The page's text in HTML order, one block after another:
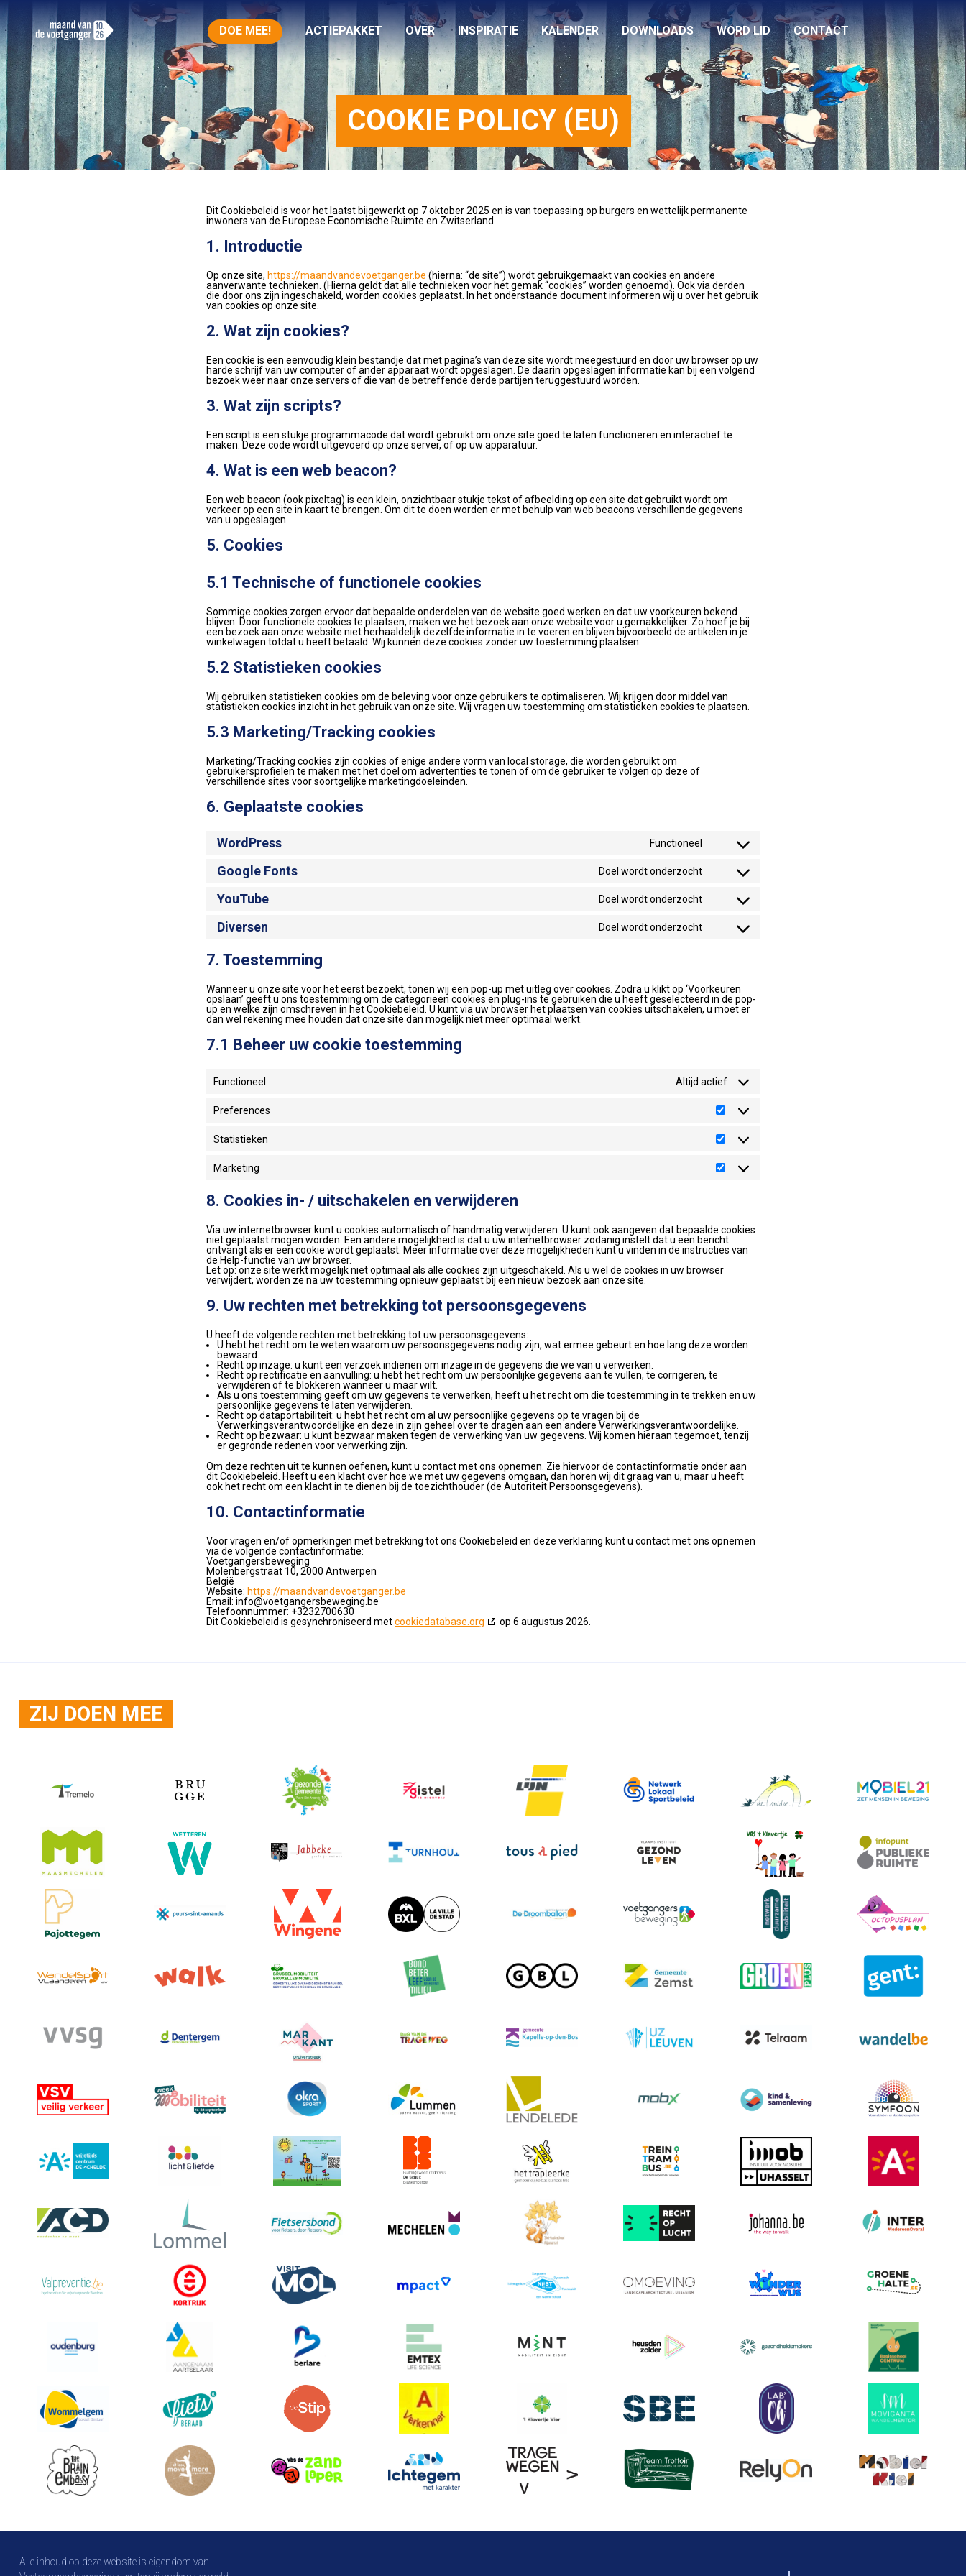
DOE MEE! ACTIEPAKKET OVER INSPIRATIE KALENDER DOWNLOADS WORD LID CONTACT
COOKIE POLICY (EU)
Dit Cookiebeleid is voor het laatst bijgewerkt op 7 oktober 2025 en is van toepassing op burgers en wettelijk permanente
inwoners van de Europese Economische Ruimte en Zwitserland.
1. Introductie
Op onze site, https://maandvandevoetganger.be (hierna: “de site”) wordt gebruikgemaakt van cookies en andere
aanverwante technieken. (Hierna geldt dat alle technieken voor het gemak “cookies” worden genoemd). Ook via derden
die door ons zijn ingeschakeld, worden cookies geplaatst. In het onderstaande document informeren wij u over het gebruik
van cookies op onze site.
2. Wat zijn cookies?
Een cookie is een eenvoudig klein bestandje dat met pagina’s van deze site wordt meegestuurd en door uw browser op uw
harde schrijf van uw computer of ander apparaat wordt opgeslagen. De daarin opgeslagen informatie kan bij een volgend
bezoek weer naar onze servers of die van de betreffende derde partijen teruggestuurd worden.
3. Wat zijn scripts?
Een script is een stukje programmacode dat wordt gebruikt om onze site goed te laten functioneren en interactief te
maken. Deze code wordt uitgevoerd op onze server, of op uw apparatuur.
4. Wat is een web beacon?
Een web beacon (ook pixeltag) is een klein, onzichtbaar stukje tekst of afbeelding op een site dat gebruikt wordt om
verkeer op een site in kaart te brengen. Om dit te doen worden er met behulp van web beacons verschillende gegevens
van u opgeslagen.
5. Cookies
5.1 Technische of functionele cookies
Sommige cookies zorgen ervoor dat bepaalde onderdelen van de website goed werken en dat uw voorkeuren bekend
blijven. Door functionele cookies te plaatsen, maken we het bezoek aan onze website voor u gemakkelijker. Zo hoef je bij
een bezoek aan onze website niet herhaaldelijk dezelfde informatie in te voeren en blijven bijvoorbeeld de artikelen in je
winkelwagen totdat u heeft betaald. Wij kunnen deze cookies zonder uw toestemming plaatsen.
5.2 Statistieken cookies
Wij gebruiken statistieken cookies om de beleving voor onze gebruikers te optimaliseren. Wij krijgen door middel van
statistieken cookies inzicht in het gebruik van onze site. Wij vragen uw toestemming om statistieken cookies te plaatsen.
5.3 Marketing/Tracking cookies
Marketing/Tracking cookies zijn cookies of enige andere vorm van local storage, die worden gebruikt om
gebruikersprofielen te maken met het doel om advertenties te tonen of om de gebruiker te volgen op deze of
verschillende sites voor soortgelijke marketingdoeleinden.
6. Geplaatste cookies
WordPress Functioneel
Consent
service
wordpress
Google Fonts Doel wordt onderzocht
Consent
service
google-
YouTube Doel wordt onderzocht
Consent
service
youtube
Diversen Doel wordt onderzocht
Consent
7. Toestemming
Wanneer u onze site voor het eerst bezoekt, tonen wij een pop-up met uitleg over cookies. Zodra u klikt op ‘Voorkeuren
opslaan’ geeft u ons toestemming om de categorieën cookies en plug-ins te gebruiken die u heeft geselecteerd in de pop-
up en welke zijn omschreven in het Cookiebeleid. U kunt via uw browser het plaatsen van cookies uitschakelen, u moet er
dan wel rekening mee houden dat onze site dan mogelijk niet meer optimaal werkt.
7.1 Beheer uw cookie toestemming
Functioneel Altijd actief
Preferences Preferences
Statistieken Statistieken
Marketing Marketing
8. Cookies in- / uitschakelen en verwijderen
Via uw internetbrowser kunt u cookies automatisch of handmatig verwijderen. U kunt ook aangeven dat bepaalde cookies
niet geplaatst mogen worden. Een andere mogelijkheid is dat u uw internetbrowser zodanig instelt dat u een bericht
ontvangt als er een cookie wordt geplaatst. Meer informatie over deze mogelijkheden kunt u vinden in de instructies van
de Help-functie van uw browser.
Let op: onze site werkt mogelijk niet optimaal als alle cookies zijn uitgeschakeld. Als u wel de cookies in uw browser
verwijdert, worden ze na uw toestemming opnieuw geplaatst bij een nieuw bezoek aan onze site.
9. Uw rechten met betrekking tot persoonsgegevens
U heeft de volgende rechten met betrekking tot uw persoonsgegevens:
U hebt het recht om te weten waarom uw persoonsgegevens nodig zijn, wat ermee gebeurt en hoe lang deze worden
bewaard.
Recht op inzage: u kunt een verzoek indienen om inzage in de gegevens die we van u verwerken.
Recht op rectificatie en aanvulling: u hebt het recht om uw persoonlijke gegevens aan te vullen, te corrigeren, te
verwijderen of te blokkeren wanneer u maar wilt.
Als u ons toestemming geeft om uw gegevens te verwerken, heeft u het recht om die toestemming in te trekken en uw
persoonlijke gegevens te laten verwijderen.
Recht op dataportabiliteit: u hebt het recht om al uw persoonlijke gegevens op te vragen bij de
Verwerkingsverantwoordelijke en deze in zijn geheel over te dragen aan een andere Verwerkingsverantwoordelijke.
Recht op bezwaar: u kunt bezwaar maken tegen de verwerking van uw gegevens. Wij komen hieraan tegemoet, tenzij
er gegronde redenen voor verwerking zijn.
Om deze rechten uit te kunnen oefenen, kunt u contact met ons opnemen. Zie hiervoor de contactinformatie onder aan
dit Cookiebeleid. Heeft u een klacht over hoe we met uw gegevens omgaan, dan horen wij dit graag van u, maar u heeft
ook het recht om een klacht in te dienen bij de toezichthouder (de Autoriteit Persoonsgegevens).
10. Contactinformatie
Voor vragen en/of opmerkingen met betrekking tot ons Cookiebeleid en deze verklaring kunt u contact met ons opnemen
via de volgende contactinformatie:
Voetgangersbeweging
Molenbergstraat 10, 2000 Antwerpen
België
Website: https://maandvandevoetganger.be
Email: info@voetgangersbeweging.be
Telefoonnummer: +3232700630
Dit Cookiebeleid is gesynchroniseerd metcookiedatabase.org op 6 augustus 2026.
ZIJ DOEN MEE
Alle inhoud op deze website is eigendom van